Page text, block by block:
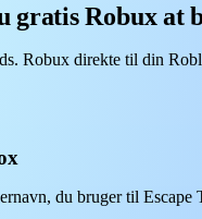
gratis Robux at
Robux direkte til din
du bruger til